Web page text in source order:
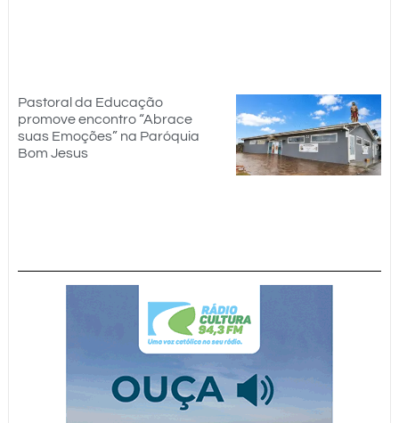
Pastoral da Educação
promove encontro “Abrace
suas Emoções” na Paróquia
Bom Jesus